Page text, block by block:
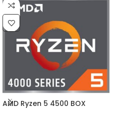
AMD Ryzen 5 4500 BOX